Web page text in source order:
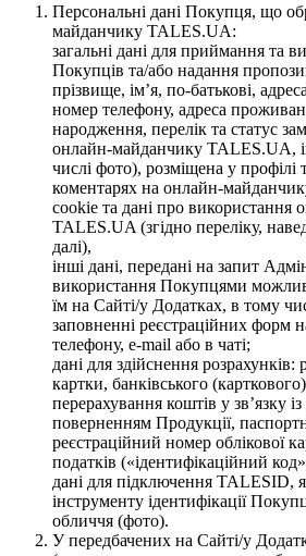
Персональні дані Покупця, що
майданчику TALES.UA:
загальні дані для приймання та
Покупців та/або надання
прізвище, ім’я, по-батькові,
номер телефону, адреса
народження, перелік та статус
онлайн-майданчику TALES.UA,
числі фото), розміщена у профілі
коментарях на онлайн-
cookie та дані про використання
TALES.UA (згідно переліку,
далі),
інші дані, передані на запит
використання Покупцями
їм на Сайті/у Додатках, в тому
заповненні реєстраційних форм
телефону, e-mail або в чаті;
дані для здійснення розрахунків:
картки, банківського
перерахування коштів у зв’язку
поверненням Продукції,
реєстраційний номер облікової
податків («ідентифікаційний
дані для підключення TALESID,
інструменту ідентифікації
обличчя (фото).
У передбачених на Сайті/у